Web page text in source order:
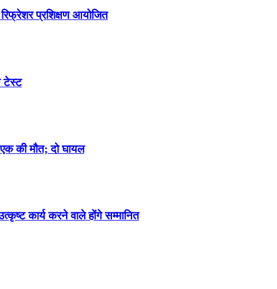
प्रशिक्षण आयोजित
टेस्ट
की मौत; दो घायल
कार्य करने वाले होंगे सम्मानित